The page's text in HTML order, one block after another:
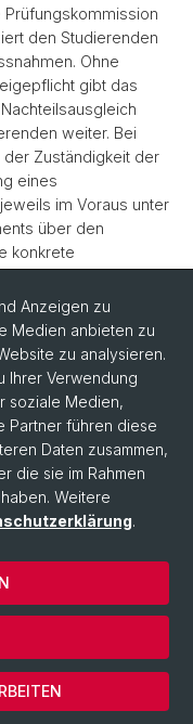
den Studierenden
Ohne
gibt das
weiter. Bei
Zuständigkeit der
eines
im Voraus unter
über den
konkrete
obliegt der
leitenden
Anzeigen zu
Medien anbieten zu
zu analysieren.
Ihrer Verwendung
soziale Medien,
Partner führen diese
Daten zusammen,
die sie im Rahmen
Weitere
.